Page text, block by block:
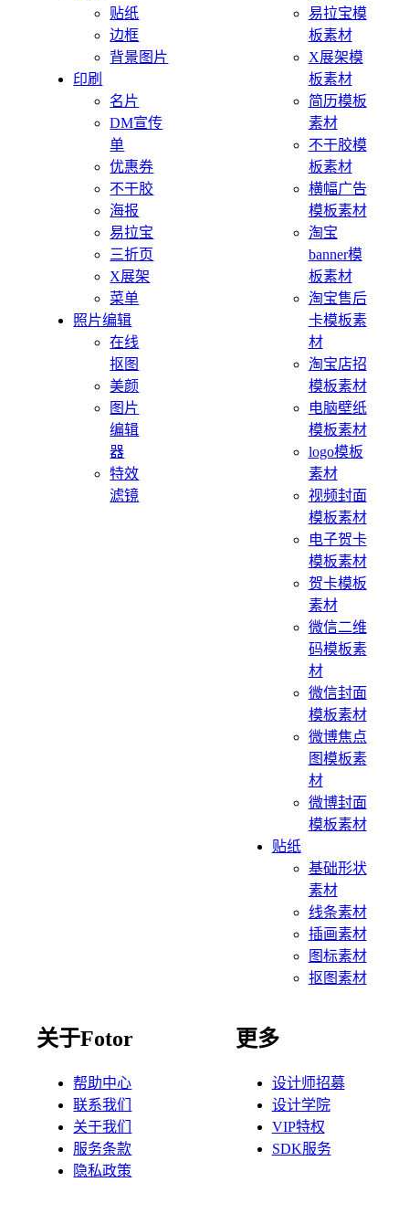
贴纸
边框
背景图片
印刷
名片
DM宣传
单
优惠券
不干胶
海报
易拉宝
三折页
X展架
菜单
照片编辑
在线
抠图
美颜
图片
编辑
器
特效
滤镜
易拉宝模
板素材
X展架模
板素材
简历模板
素材
不干胶模
板素材
横幅广告
模板素材
淘宝
banner模
板素材
淘宝售后
卡模板素
材
淘宝店招
模板素材
电脑壁纸
模板素材
logo模板
素材
视频封面
模板素材
电子贺卡
模板素材
贺卡模板
素材
微信二维
码模板素
材
微信封面
模板素材
微博焦点
图模板素
材
微博封面
模板素材
贴纸
基础形状
素材
线条素材
插画素材
图标素材
抠图素材
关于Fotor
帮助中心
联系我们
关于我们
服务条款
隐私政策
更多
设计师招募
设计学院
VIP特权
SDK服务